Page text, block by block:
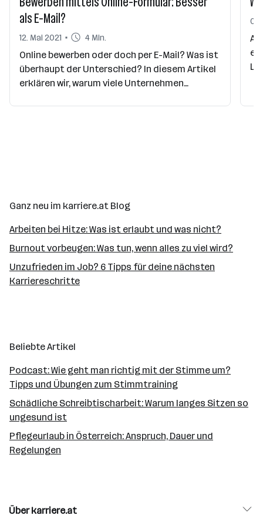
als E-Mail?
12. Mai 2021 4 Min.
Online bewerben oder doch per E-Mail? Was ist
überhaupt der Unterschied? In diesem Artikel
erklären wir, warum viele Unternehmen
Ganz neu im karriere.at Blog
Arbeiten bei Hitze: Was ist erlaubt und was nicht?
Burnout vorbeugen: Was tun, wenn alles zu viel wird?
Unzufrieden im Job? 6 Tipps für deine nächsten
Karriereschritte
Beliebte Artikel
Podcast: Wie geht man richtig mit der Stimme um?
Tipps und Übungen zum Stimmtraining
Schädliche Schreibtischarbeit: Warum langes Sitzen so
ungesund ist
Pflegeurlaub in Österreich: Anspruch, Dauer und
Regelungen
Über karriere.at